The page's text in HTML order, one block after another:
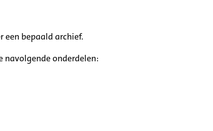
bepaald archief.
navolgende onderdelen: